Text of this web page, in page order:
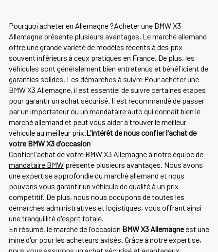
Pourquoi acheter en Allemagne ?Acheter une BMW X3
Allemagne présente plusieurs avantages. Le marché allemand
offre une grande variété de modèles récents à des prix
souvent inférieurs à ceux pratiqués en France. De plus, les
véhicules sont généralement bien entretenus et bénéficient de
garanties solides. Les démarches à suivre Pour acheter une
BMW X3 Allemagne, il est essentiel de suivre certaines étapes
pour garantir un achat sécurisé. Il est recommandé de passer
par un importateur ou un mandataire auto qui connaît bien le
marché allemand et peut vous aider à trouver le meilleur
véhicule au meilleur prix.L'intérêt de nous confier l'achat de
votre BMW X3 d'occasion
Confier l'achat de votre BMW X3 Allemagne à notre équipe de
mandataire BMWprésente plusieurs avantages. Nous avons
une expertise approfondie du marché allemand et nous
pouvons vous garantir un véhicule de qualité à un prix
compétitif. De plus, nous nous occupons de toutes les
démarches administratives et logistiques, vous offrant ainsi
une tranquillité d'esprit totale.
En résumé, le marché de l'occasion BMW X3 Allemagneest une
mine d'or pour les acheteurs avisés. Grâce à notre expertise,